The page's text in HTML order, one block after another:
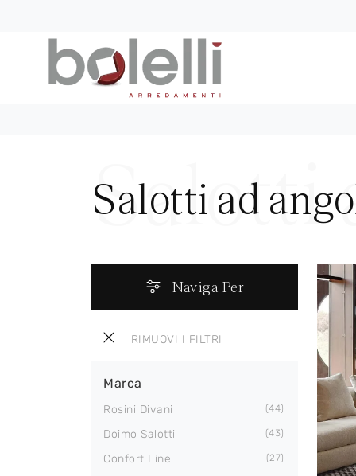
Salotti ad
Naviga Per
RIMUOVI I FILTRI
Marca
Rosini Divani 44
Doimo Salotti 43
Confort Line 27